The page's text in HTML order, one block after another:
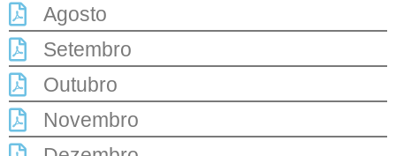
Agosto
Setembro
Outubro
Novembro